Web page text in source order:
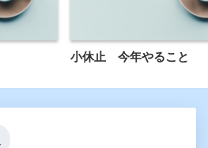
小休止 今年やること